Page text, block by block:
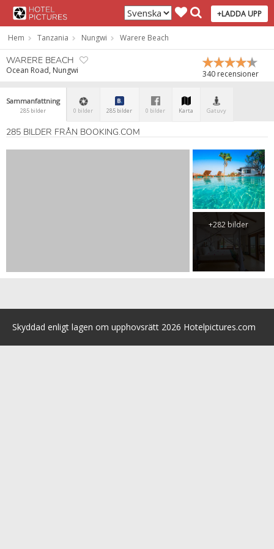
+LADDA UPP
Hem Tanzania Nungwi Warere Beach
340 recensioner
WARERE BEACH
Ocean Road, Nungwi
Sammanfattning
285 bilder 0 bilder 285 bilder 0 bilder Karta Gatuvy
285 BILDER FRÅN BOOKING.COM
+282 bilder
Skyddad enligt lagen om upphovsrätt 2026 Hotelpictures.com